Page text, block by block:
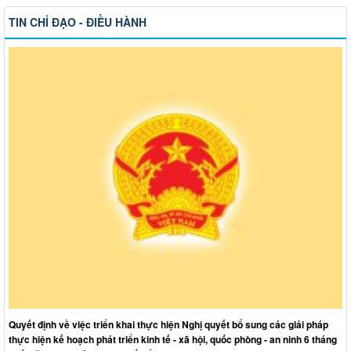
TIN CHỈ ĐẠO - ĐIỀU HÀNH
Quyết định về việc triển khai thực hiện Nghị quyết bổ sung các giải pháp
thực hiện kế hoạch phát triển kinh tế - xã hội, quốc phòng - an ninh 6 tháng